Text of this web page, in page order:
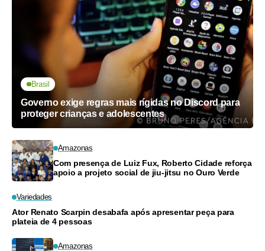
Brasil
Governo exige regras mais rígidas no Discord para
proteger crianças e adolescentes
Amazonas
Com presença de Luiz Fux, Roberto Cidade reforça
apoio a projeto social de jiu-jitsu no Ouro Verde
Variedades
Ator Renato Scarpin desabafa após apresentar peça para
plateia de 4 pessoas
Amazonas